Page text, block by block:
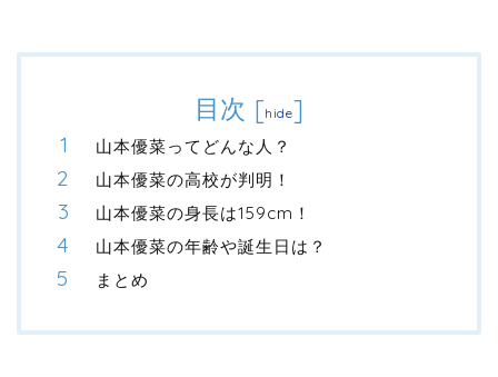
目次 [hide]
山本優菜ってどんな人？
山本優菜の高校が判明！
山本優菜の身長は159cm！
山本優菜の年齢や誕生日は？
まとめ